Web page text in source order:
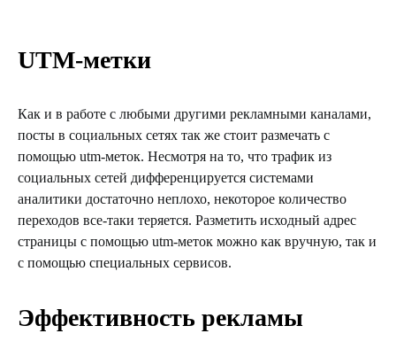
UTM-метки
Как и в работе с любыми другими рекламными каналами,
посты в социальных сетях так же стоит размечать с
помощью utm-меток. Несмотря на то, что трафик из
социальных сетей дифференцируется системами
аналитики достаточно неплохо, некоторое количество
переходов все-таки теряется. Разметить исходный адрес
страницы с помощью utm-меток можно как вручную, так и
с помощью специальных сервисов.
Эффективность рекламы